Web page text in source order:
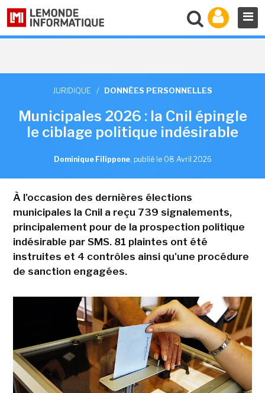
JURIDIQUE / DONNÉES PERSONNELLES
Municipales 2026 : la Cnil épingle
le ciblage politique indésirable
Dominique Filippone, publié le 08 Avril 2026
À l'occasion des dernières élections
municipales la Cnil a reçu 739 signalements,
principalement pour de la prospection politique
indésirable par SMS. 81 plaintes ont été
instruites et 4 contrôles ainsi qu'une procédure
de sanction engagées.